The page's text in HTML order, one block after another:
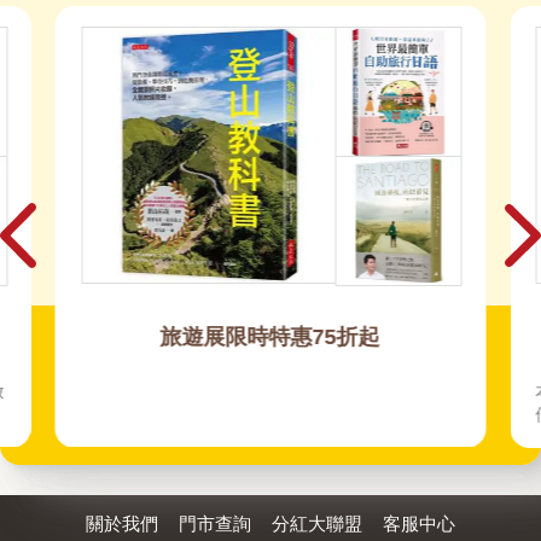
旅遊展限時特惠75折起
關於我們 門市查詢 分紅大聯盟 客服中心